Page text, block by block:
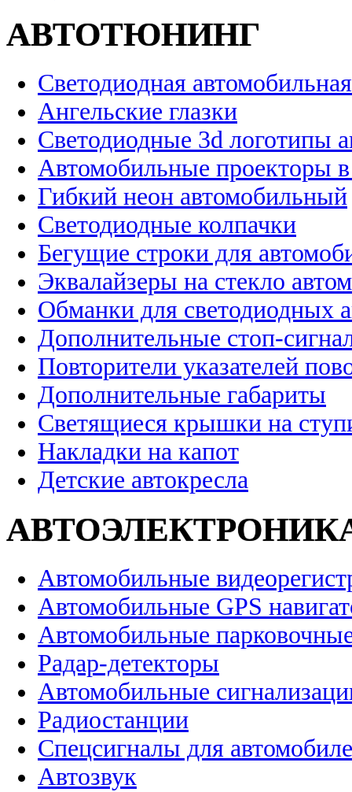
АВТОТЮНИНГ
Светодиодная
Ангельские глазки
Светодиодные 3d логотипы
Автомобильные проекторы
Гибкий неон автомобильный
Светодиодные колпачки
Бегущие строки для
Эквалайзеры на стекло
Обманки для светодиодных
Дополнительные стоп-
Повторители указателей
Дополнительные габариты
Светящиеся крышки на
Накладки на капот
Детские автокресла
Автомобильные
Автомобильные GPS
Автомобильные
Радар-детекторы
Автомобильные
Радиостанции
Спецсигналы для
Автозвук